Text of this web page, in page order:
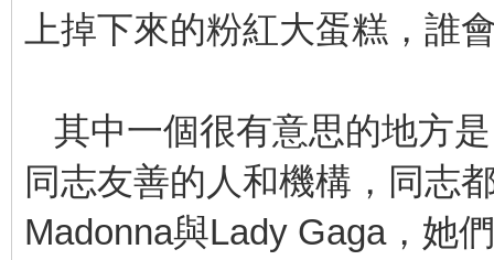
上掉下來的粉紅大蛋糕，誰
其中一個很有意思的地方
同志友善的人和機構，同志
Madonna與Lady Gaga，她